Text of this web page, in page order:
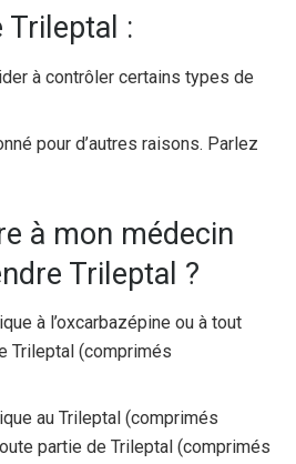
Trileptal :
à contrôler certains types de
pour d’autres raisons. Parlez
à mon médecin
Trileptal ?
à l’oxcarbazépine ou à tout
Trileptal (comprimés
au Trileptal (comprimés
partie de Trileptal (comprimés